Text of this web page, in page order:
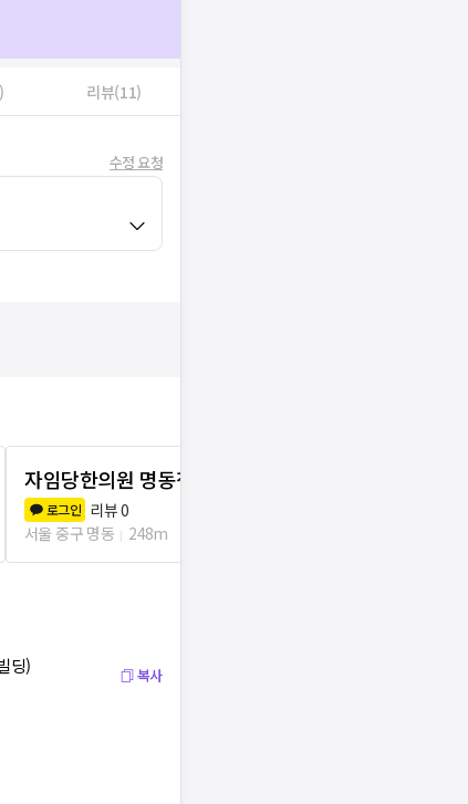
리뷰(11)
수정 요청
자임당한의원 명동점
로그인 리뷰0
서울 중구 명동
248m
딩) 복사